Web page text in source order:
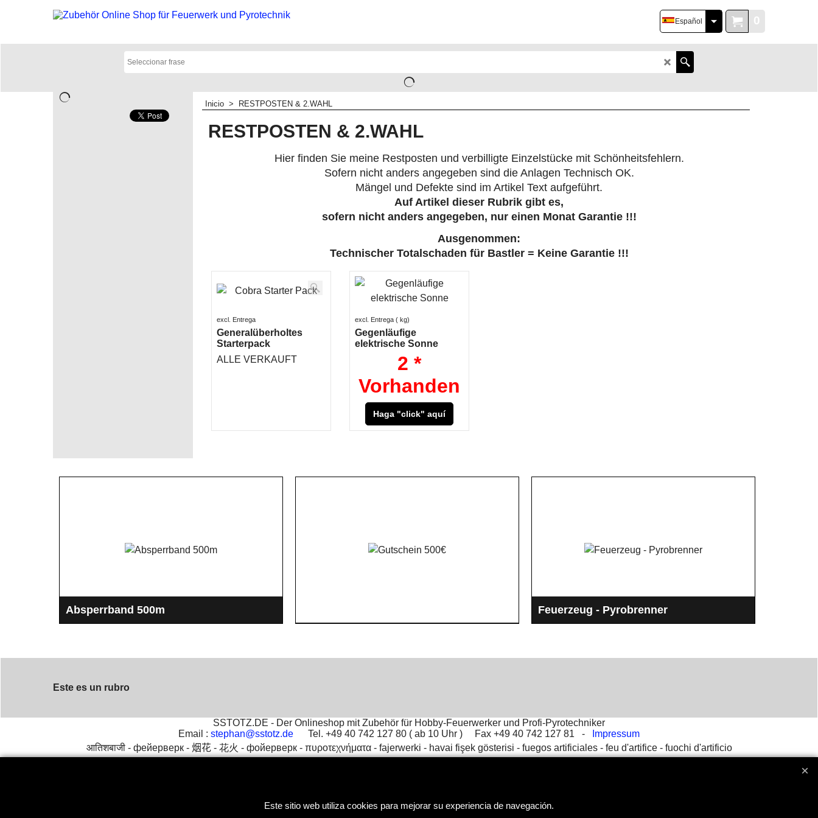
0
Español
Inicio > RESTPOSTEN & 2.WAHL
RESTPOSTEN & 2.WAHL
Hier finden Sie meine Restposten und verbilligte Einzelstücke mit Schönheitsfehlern.
Sofern nicht anders angegeben sind die Anlagen Technisch OK.
Mängel und Defekte sind im Artikel Text aufgeführt.
Auf Artikel dieser Rubrik gibt es,
sofern nicht anders angegeben, nur einen Monat Garantie !!!
Ausgenommen:
Technischer Totalschaden für Bastler = Keine Garantie !!!
excl. Entrega
Generalüberholtes
Starterpack
ALLE VERKAUFT
excl. Entrega kg
Gegenläufige
elektrische Sonne
2 *
Vorhanden
Haga "click" aquí
Absperrband 500m Feuerzeug - Pyrobrenner
Este es un rubro
SSTOTZ.DE - Der Onlineshop mit Zubehör für Hobby-Feuerwerker und Profi-Pyrotechniker
Email : stephan@sstotz.de Tel. +49 40 742 127 80 ( ab 10 Uhr ) Fax +49 40 742 127 81 -
Impressum
आतिशबाजी - фейерверк - 烟花 - 花火 - фойерверк - πυροτεχνήματα - fajerwerki - havai fişek gösterisi - fuegos artificiales - feu d'artifice - fuochi d'artificio
Este sitio web utiliza cookies para mejorar su experiencia de navegación.